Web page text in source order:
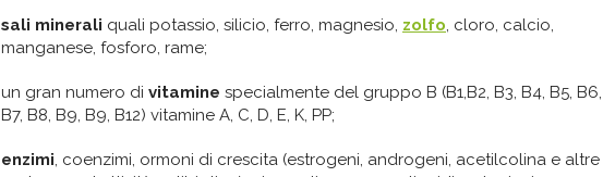
sali minerali quali potassio, silicio, ferro, magnesio, zolfo , cloro, calcio,
manganese, fosforo, rame;
un gran numero di vitamine specialmente del gruppo B (B1,B2, B3, B4, B5, B6,
B7, B8, B9, B9, B12) vitamine A, C, D, E, K, PP;
enzimi , coenzimi, ormoni di crescita (estrogeni, androgeni, acetilcolina e altre